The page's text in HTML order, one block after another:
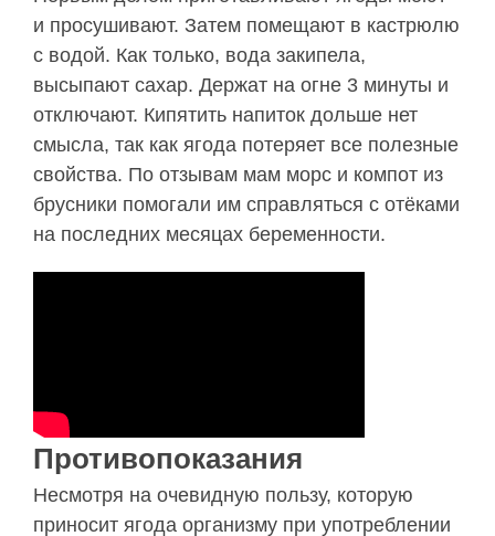
и просушивают. Затем помещают в кастрюлю
с водой. Как только, вода закипела,
высыпают сахар. Держат на огне 3 минуты и
отключают. Кипятить напиток дольше нет
смысла, так как ягода потеряет все полезные
свойства. По отзывам мам морс и компот из
брусники помогали им справляться с отёками
на последних месяцах беременности.
Противопоказания
Несмотря на очевидную пользу, которую
приносит ягода организму при употреблении